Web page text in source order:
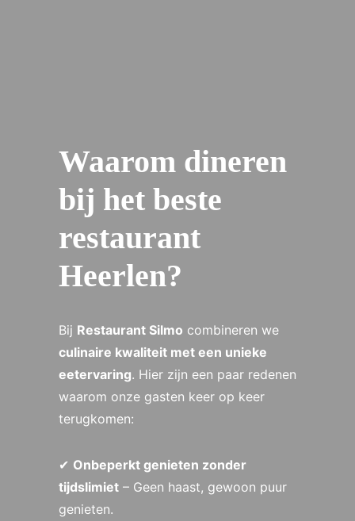
Waarom dineren
bij het beste
restaurant
Heerlen?
Bij Restaurant Silmo combineren we
culinaire kwaliteit met een unieke
eetervaring. Hier zijn een paar redenen
waarom onze gasten keer op keer
terugkomen:
✔ Onbeperkt genieten zonder
tijdslimiet – Geen haast, gewoon puur
genieten.